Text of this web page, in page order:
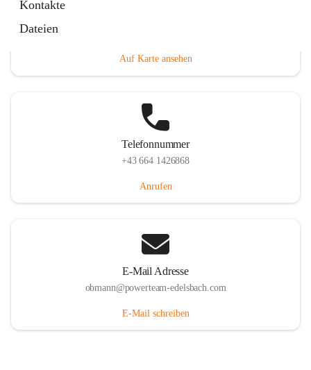
Kontakte
DateienEdelsbach 75a, 8332 Edelsbach bei Feldbach, AUT
Auf Karte ansehen
Telefonnummer
+43 664 1426868
Anrufen
E-Mail Adresse
obmann@powerteam-edelsbach.com
E-Mail schreiben